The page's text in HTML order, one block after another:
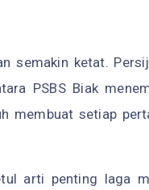
semakin ketat.
PSBS Biak
membuat setiap
arti penting laga